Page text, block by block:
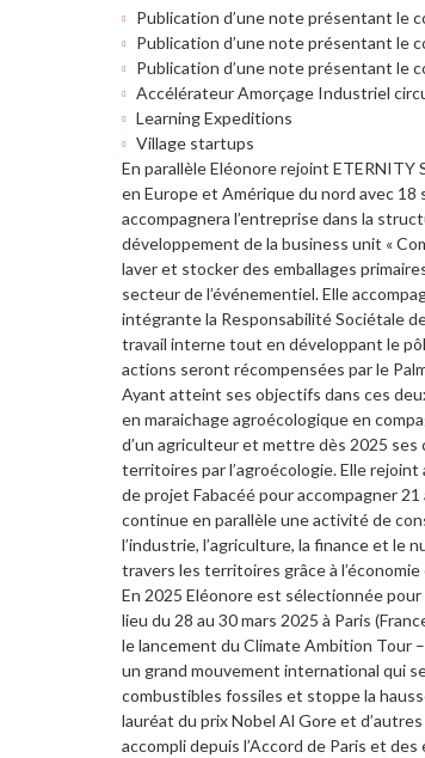
Publication d’une note présentant le
Publication d’une note présentant le
Publication d’une note présentant le
Accélérateur Amorçage Industriel
Learning Expeditions
Village startups
En parallèle Eléonore rejoint
en Europe et Amérique du nord avec
accompagnera l’entreprise dans la
développement de la business unit «
laver et stocker des emballages
secteur de l’événementiel. Elle
intégrante la Responsabilité Sociétale
travail interne tout en développant le
actions seront récompensées par le
Ayant atteint ses objectifs dans ces
en maraichage agroécologique en
d’un agriculteur et mettre dès 2025
territoires par l’agroécologie. Elle
de projet Fabacéé pour accompagner
continue en parallèle une activité de
l’industrie, l’agriculture, la finance et le
travers les territoires grâce à l’économie
En 2025 Eléonore est sélectionnée
lieu du 28 au 30 mars 2025 à Paris
le lancement du Climate Ambition Tour
un grand mouvement international qui
combustibles fossiles et stoppe la
lauréat du prix Nobel Al Gore et
accompli depuis l’Accord de Paris et